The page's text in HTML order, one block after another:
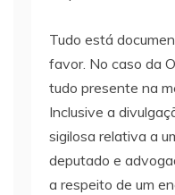
Tudo está
favor. No caso da
tudo presente na
Inclusive a
sigilosa relativa a
deputado e
a respeito de um